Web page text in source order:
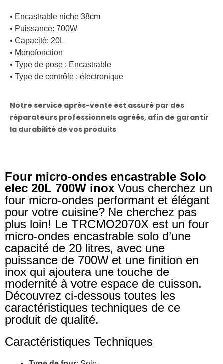
• Encastrable niche 38cm
• Puissance: 700W
• Capacité: 20L
• Monofonction
• Type de pose : Encastrable
• Type de contrôle : électronique
Notre service après-vente est assuré par des
réparateurs professionnels agréés, afin de garantir
la durabilité de vos produits
Four micro-ondes encastrable Solo
elec 20L 700W inox Vous cherchez un
four micro-ondes performant et élégant
pour votre cuisine? Ne cherchez pas
plus loin! Le TRCMO2070X est un four
micro-ondes encastrable solo d’une
capacité de 20 litres, avec une
puissance de 700W et une finition en
inox qui ajoutera une touche de
modernité à votre espace de cuisson.
Découvrez ci-dessous toutes les
caractéristiques techniques de ce
produit de qualité.
Caractéristiques Techniques